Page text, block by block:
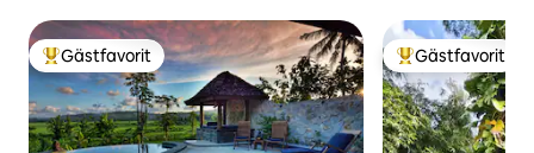
Populär gästfavorit
Gästfavorit Populär
Gästfavorit